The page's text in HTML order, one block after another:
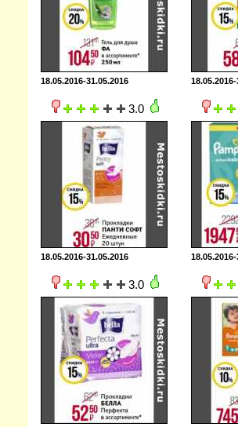
18.05.2016-31.05.2016
3.0
18.05.2016-31.05.2016
3.0